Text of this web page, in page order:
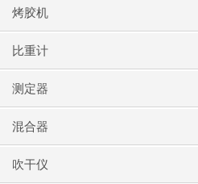
烤胶机
比重计
测定器
混合器
吹干仪